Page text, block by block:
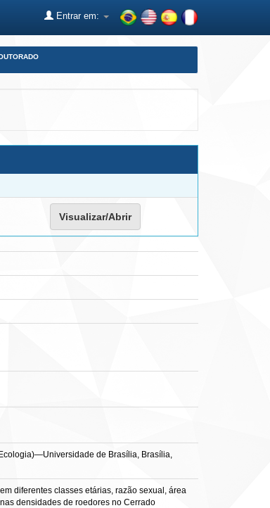
Entrar em:
Visualizar/Abrir
de Brasília, Brasília,
diferentes classes etárias, razão sexual, área
densidades de roedores no Cerrado